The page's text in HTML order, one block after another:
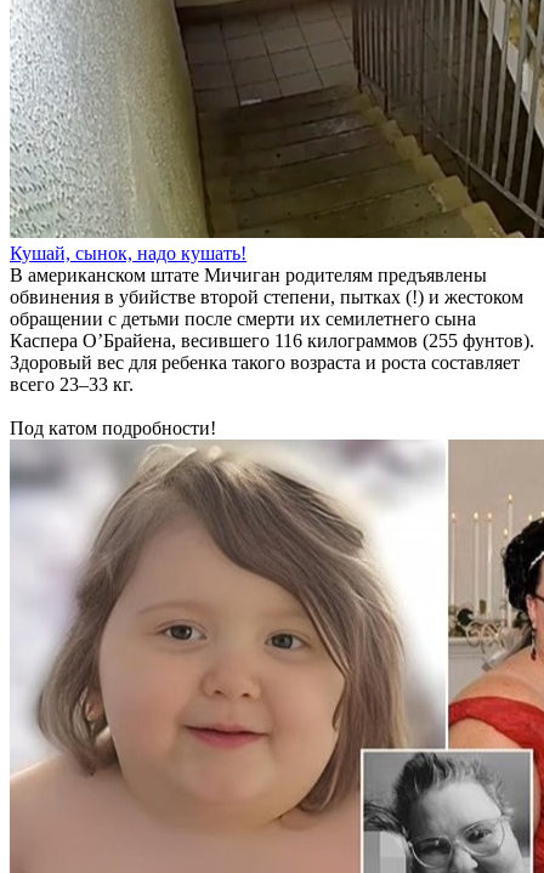
Кушай, сынок, надо кушать!
В американском штате Мичиган родителям предъявлены
обвинения в убийстве второй степени, пытках (!) и жестоком
обращении с детьми после смерти их семилетнего сына
Каспера О’Брайена, весившего 116 килограммов (255 фунтов).
Здоровый вес для ребенка такого возраста и роста составляет
всего 23–33 кг.
Под катом подробности!